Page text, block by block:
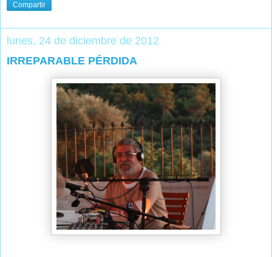
Compartir
lunes, 24 de diciembre de 2012
IRREPARABLE PÉRDIDA